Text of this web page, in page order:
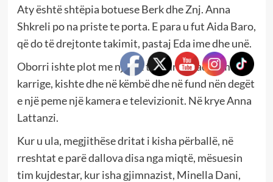
Aty është shtëpia botuese Berk dhe Znj. Anna
Shkreli po na priste te porta. E para u fut Aida Baro,
që do të drejtonte takimit, pastaj Eda ime dhe unë.
Oborri ishte plot me njerëz të ulur në radhë me
karrige, kishte dhe në këmbë dhe në fund nën degët
e një peme një kamera e televizionit. Në krye Anna
Lattanzi.
Kur u ula, megjithëse dritat i kisha përballë, në
rreshtat e parë dallova disa nga miqtë, mësuesin
tim kujdestar, kur isha gjimnazist, Minella Dani,